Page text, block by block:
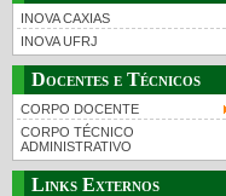
INOVA CAXIAS
INOVA UFRJ
Docentes e Técnicos
CORPO DOCENTE
CORPO TÉCNICO
ADMINISTRATIVO
Links Externos